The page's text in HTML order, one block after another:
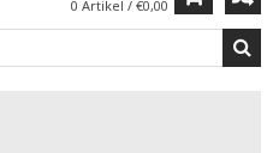
0 Artikel / €0,00